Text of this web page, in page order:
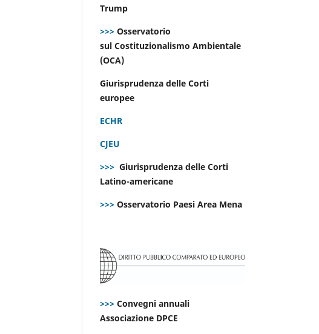
Trump
>>> Osservatorio
sul Costituzionalismo Ambientale
(OCA)
Giurisprudenza delle Corti
europee
ECHR
CJEU
>>> Giurisprudenza delle Corti
Latino-americane
>>> Osservatorio Paesi Area Mena
>>> Convegni annuali
Associazione DPCE